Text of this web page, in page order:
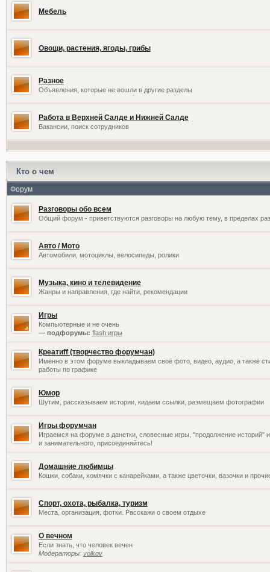
Мебель
Овощи, растения, ягоды, грибы
Разное
Объявления, которые не вошли в другие разделы
Работа в Верхней Салде и Нижней Салде
Вакансии, поиск сотрудников
Кто о чем
Форум
Разговоры обо всем
Общий форум - приветствуются разговоры на любую тему, в пределах
Авто / Мото
Автомобили, мотоциклы, велосипеды, ролики
Музыка, кино и телевидение
Жанры и направления, где найти, рекомендации
Игры
Компьютерные и не очень
— подфорумы: flash игры
Креатиff (творчество форумчан)
Именно в этом форуме выкладываем своё фото, видео, аудио, а также
работы по графике
Юмор
Шутим, рассказываем истории, кидаем ссылки, размещаем фотографии
Игры форумчан
Играемся на форуме в данетки, словесные игры, "продолжение историй"
и занимательного, присоединяйтесь!
Домашние любимцы
Кошки, собаки, хомячки с канарейками, а также цветочки, вазочки и
Спорт, охота, рыбалка, туризм
Места, организация, фотки. Расскажи о своем отдыхе
О вечном
Если знать, что человек вечен
Модераторы: volkov